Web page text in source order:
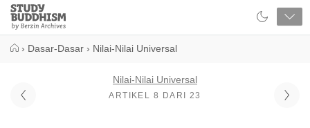
Close
Study
Buddhism
› Dasar-Dasar › Nilai-Nilai Universal
Nilai-Nilai Universal
ARTIKEL 8 DARI 23